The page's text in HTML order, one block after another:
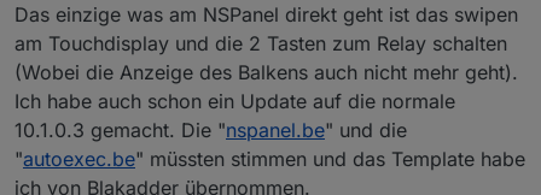
Das einzige was am NSPanel direkt geht ist das swipen
am Touchdisplay und die 2 Tasten zum Relay schalten
(Wobei die Anzeige des Balkens auch nicht mehr geht).
Ich habe auch schon ein Update auf die normale
10.1.0.3 gemacht. Die "nspanel.be" und die
"autoexec.be" müssten stimmen und das Template habe
ich von Blakadder übernommen.